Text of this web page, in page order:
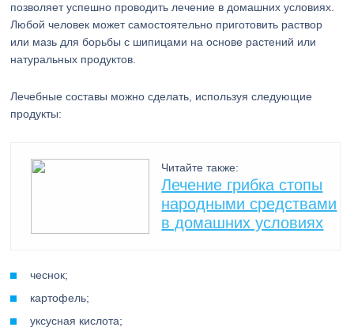
позволяет успешно проводить лечение в домашних условиях.
Любой человек может самостоятельно приготовить раствор
или мазь для борьбы с шипицами на основе растений или
натуральных продуктов.
Лечебные составы можно сделать, используя следующие
продукты:
Читайте также:
Лечение грибка стопы
народными средствами
в домашних условиях
чеснок;
картофель;
уксусная кислота;